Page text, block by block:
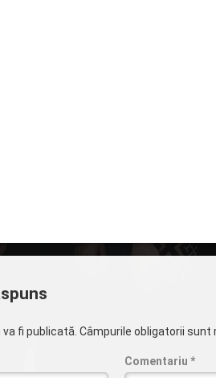
fi publicată. Câmpurile obligatorii
Comentariu *